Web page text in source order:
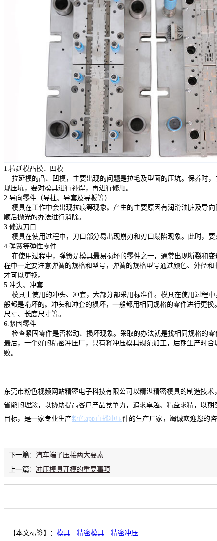
1.拉延模凸模、凹模
拉延模的凸、凹模，主要出现的问题是拉毛及型面的压坑。保养时
现压坑，要对模具进行补焊，再进行修顺。
2.导向零件（导柱、导套及导板等）
模具在工作中会出现拉痕等现象。产生的主要原因有润滑油脏及导
顺后抛光的办法进行消除。
3.修边刀口
模具在使用过程中，刀口部分易出现崩刃和刃口塌陷现象。此时，
4.弹簧等弹性零件
在使用过程中，弹簧是模具最易损坏的零件之一，通常出现断裂和
程中一定要注意弹簧的规格和型号，弹簧的规格型号通过颜色、外径
才可以更换。
5.冲头、冲套
模具上使用的冲头、冲套，大部分都采用标准件。模具在使用过程
般都是啃坏的。冲头和冲套的损坏，一般都用相同规格的零件进行更
尺寸、长度尺寸等。
6.紧固零件
检查紧固零件是否松动、损坏现象。采取的办法就是找相同规格的零
最后，一个好的精密冲压厂，只有将冲压模具规范加工，后期生产时
败。
东莞市粉色视频网站精密电子科技有限公司以精湛精密模具的制造技
省能的理念，以协助提高客户产品竞争力，追求卓越、精益求精，以
目标，是一家专业生产粉色app直播冲压件的生产厂家，竭诚欢迎您的
下一篇： 汽车端子压接两大要素
上一篇： 冲压模具开模的重要事项
【本文标签】： 模具 精密模具
精密冲压